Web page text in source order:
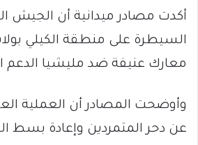
أكدت مصادر ميدانية أن الجيش
السيطرة على منطقة الكيلي
معارك عنيفة ضد مليشيا الدعم
وأوضحت المصادر أن العملية
عن دحر المتمردين وإعادة بسط